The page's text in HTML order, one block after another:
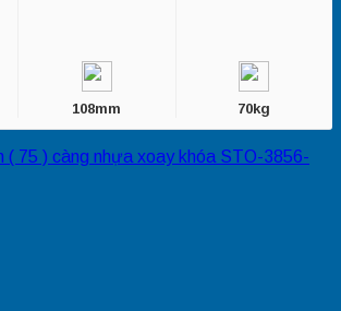
108mm 70kg
( 75 ) càng nhựa xoay khóa STO-3856-